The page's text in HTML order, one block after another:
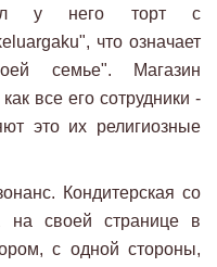
у него торт с
что означает
семье". Магазин
все его сотрудники -
это их религиозные
Кондитерская со
на своей странице в
с одной стороны,